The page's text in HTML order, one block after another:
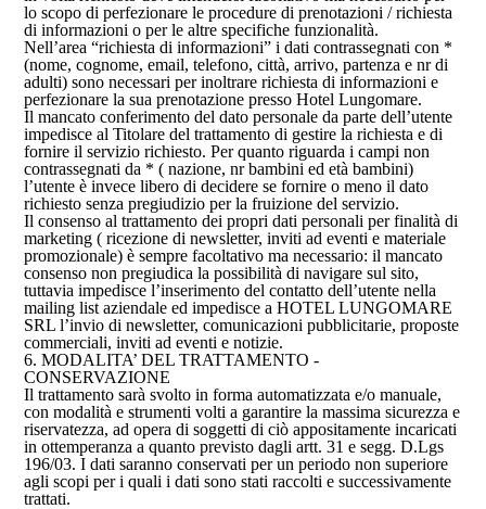
lo scopo di perfezionare le procedure di prenotazioni / richiesta
di informazioni o per le altre specifiche funzionalità.
Nell’area “richiesta di informazioni” i dati contrassegnati con *
(nome, cognome, email, telefono, città, arrivo, partenza e nr di
adulti) sono necessari per inoltrare richiesta di informazioni e
perfezionare la sua prenotazione presso Hotel Lungomare.
Il mancato conferimento del dato personale da parte dell’utente
impedisce al Titolare del trattamento di gestire la richiesta e di
fornire il servizio richiesto. Per quanto riguarda i campi non
contrassegnati da * ( nazione, nr bambini ed età bambini)
l’utente è invece libero di decidere se fornire o meno il dato
richiesto senza pregiudizio per la fruizione del servizio.
Il consenso al trattamento dei propri dati personali per finalità di
marketing ( ricezione di newsletter, inviti ad eventi e materiale
promozionale) è sempre facoltativo ma necessario: il mancato
consenso non pregiudica la possibilità di navigare sul sito,
tuttavia impedisce l’inserimento del contatto dell’utente nella
mailing list aziendale ed impedisce a HOTEL LUNGOMARE
SRL l’invio di newsletter, comunicazioni pubblicitarie, proposte
commerciali, inviti ad eventi e notizie.
6. MODALITA’ DEL TRATTAMENTO -
CONSERVAZIONE
Il trattamento sarà svolto in forma automatizzata e/o manuale,
con modalità e strumenti volti a garantire la massima sicurezza e
riservatezza, ad opera di soggetti di ciò appositamente incaricati
in ottemperanza a quanto previsto dagli artt. 31 e segg. D.Lgs
196/03. I dati saranno conservati per un periodo non superiore
agli scopi per i quali i dati sono stati raccolti e successivamente
trattati.